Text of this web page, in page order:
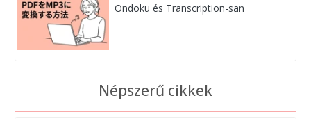
Ondoku és Transcription-san
Népszerű cikkek